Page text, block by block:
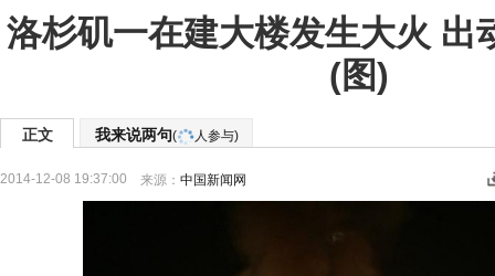
洛杉矶一在建大楼发生大火 出
(图)
正文 我来说两句( 人参与)
2014-12-08 19:37:00 来源： 中国新闻网